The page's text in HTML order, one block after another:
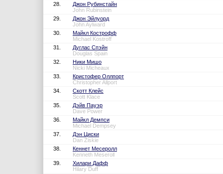
28.
Джон Рубинстайн
John Rubinstein
29.
Джон Эйлуорд
John Aylward
30.
Майкл Кострофф
Michael Kostroff
31.
Дуглас Спэйн
Douglas Spain
32.
Ники Мишо
Nicki Micheaux
33.
Кристофер Оллпорт
Christopher Allport
34.
Скотт Клейс
Scott Klace
35.
Дэйв Пауэр
Dave Power
36.
Майкл Демпси
Michael Dempsey
37.
Дэн Циски
Dan Ziskie
38.
Кеннет Месеролл
Kenneth Meseroll
39.
Хилари Дафф
Hilary Duff